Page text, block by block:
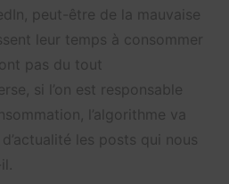
peut-être de la mauvaise
leur temps à consommer
pas du tout
si l’on est responsable
l’algorithme va
les posts qui nous